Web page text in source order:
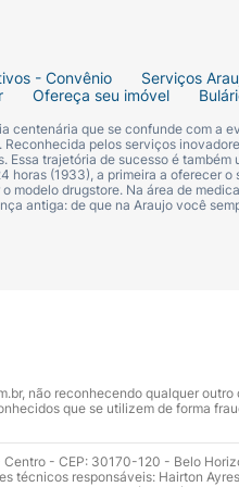
raízes crescidas.
- Convênio Serviços
Ofereça seu imóvel
centenária que se confunde com a
pelos serviços
trajetória de sucesso é também
(1933), a primeira a oferecer
modelo drugstore. Na área de
antiga: de que na Araujo você
não reconhecendo qualquer
que se utilizem de forma
- CEP: 30170-120 - Belo
responsáveis: Hairton